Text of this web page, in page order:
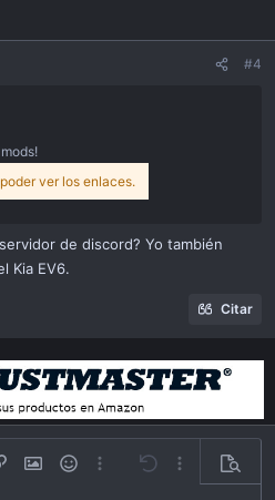
#4
ver los enlaces.
de discord? Yo también
Kia EV6.
Citar
link
Insert image
Emoticonos
Más opciones…
Undo Más